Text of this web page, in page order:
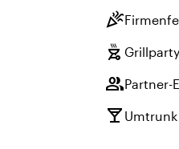
celebration
outdoor_grill Grillparty
groupPartner-
local_bar Umtrunk